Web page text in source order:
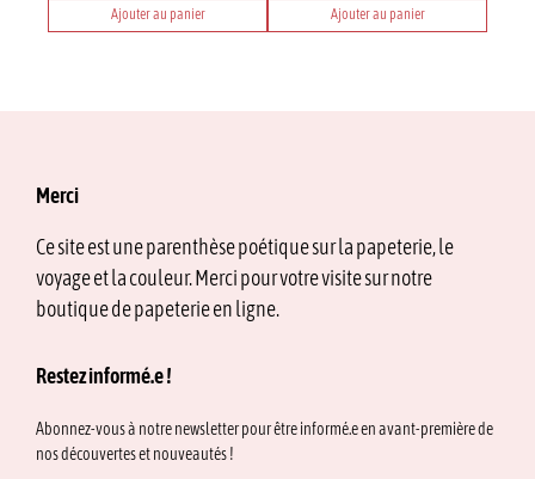
Ajouter au panier Ajouter au panier
Merci
Ce site est une parenthèse poétique sur la papeterie, le
voyage et la couleur. Merci pour votre visite sur notre
boutique de papeterie en ligne.
Restez informé.e !
Abonnez-vous à notre newsletter pour être informé.e en avant-première de
nos découvertes et nouveautés !